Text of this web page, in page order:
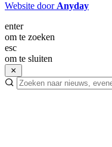
Website doorAnyday
enter
om te zoeken
esc
om te sluiten